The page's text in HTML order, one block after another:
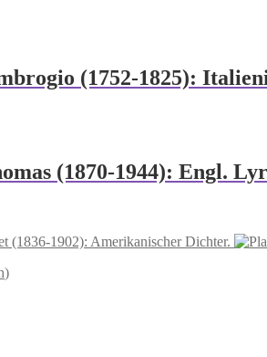
(1752-1825):
(1870-1944): Engl.
(1836-1902): Amerikanischer Dichter.
)